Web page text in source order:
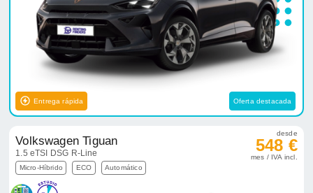
Entrega rápida Oferta destacada
Volkswagen Tiguan
1.5 eTSI DSG R-Line
Micro-Híbrido ECO Automático
desde
548 €
mes / IVA incl.